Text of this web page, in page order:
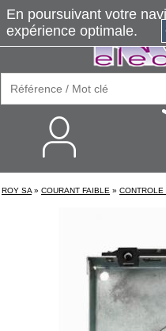
ROY SA » COURANT FAIBLE » CONTROLE
En poursuivant votre
expérience optimale.